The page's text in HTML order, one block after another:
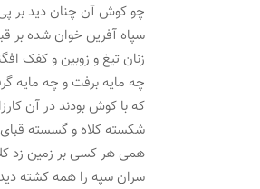
چو کوش آن چنان دید بر
سپاه آفرین خوان شده بر
زنان تیغ و زوبین و کفک
چه مایه برفت و چه مایه
که با کوش بودند در آن
شکسته کلاه و گسسته قبای
همی هر کسی بر زمین زد
سران سپه را همه کشته دید